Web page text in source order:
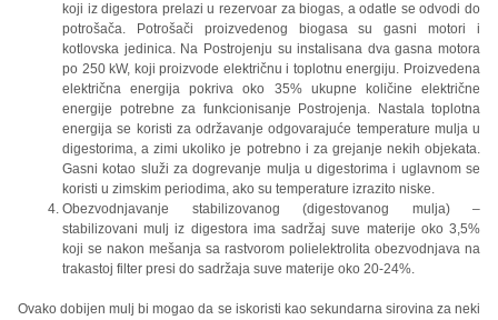
koji iz digestora prelazi u rezervoar za biogas, a odatle se odvodi do
potrošača. Potrošači proizvedenog biogasa su gasni motori i
kotlovska jedinica. Na Postrojenju su instalisana dva gasna motora
po 250 kW, koji proizvode električnu i toplotnu energiju. Proizvedena
električna energija pokriva oko 35% ukupne količine električne
energije potrebne za funkcionisanje Postrojenja. Nastala toplotna
energija se koristi za održavanje odgovarajuće temperature mulja u
digestorima, a zimi ukoliko je potrebno i za grejanje nekih objekata.
Gasni kotao služi za dogrevanje mulja u digestorima i uglavnom se
koristi u zimskim periodima, ako su temperature izrazito niske.
Obezvodnjavanje stabilizovanog (digestovanog mulja) –
stabilizovani mulj iz digestora ima sadržaj suve materije oko 3,5%
koji se nakon mešanja sa rastvorom polielektrolita obezvodnjava na
trakastoj filter presi do sadržaja suve materije oko 20-24%.
Ovako dobijen mulj bi mogao da se iskoristi kao sekundarna sirovina za neki